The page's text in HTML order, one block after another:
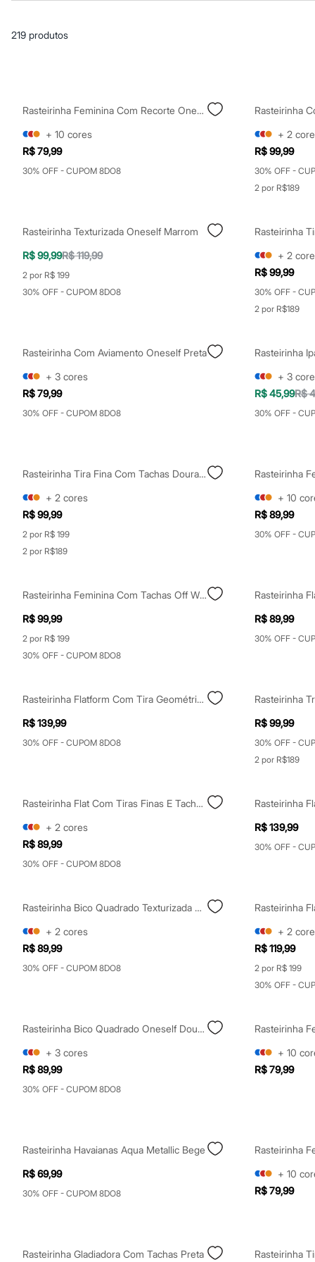
Roupas
Básicos
Calças
Shorts e Bermudas
Vestidos
Acessórios
Bolsas
Bonés e Chapéus
Bijoux
Botas
Rasteirinhas
Sandálias
Sapatilhas
Tênis
Mindset
Sawary
Yessica
Moda esportiva
Acessórios
Blusas
Moda íntima
Cintas e Modeladores
Meias
Pijamas
Sutiãs e Tops
Moda praia
Personagens
Plus size
Blusas e Camisetas
Calças
Casacos e Jaquetas
Jeans
Vestidos
Em alta
Dia dos Pais
Camisas
Camisetas e Regatas
Casacos e Jaquetas
Jeans
Polos
Chapéus e Bonés
Cintos
Carteiras
Óculos
Relógios
Calçados
Tênis
Acessórios
Bermudas
Calças
Cuecas
Meias
Pijamas
Moda praia
Personagens
Casacos e Jaquetas
219 produtos
Rasteirinha Feminina Com Recorte Oneself Marrom
+ 10 cores
R$ 79,99
30% OFF - CUPOM 8DO8
+ 2
R$ 99,99
30% OFF -
2 por R$189
Rasteirinha Texturizada Oneself Marrom
R$ 99,99R$ 119,99
2 por R$ 199
30% OFF - CUPOM 8DO8
Rasteirinha
+ 2
R$ 99,99
30% OFF -
2 por R$189
Rasteirinha Com Aviamento Oneself Preta
+ 3 cores
R$ 79,99
30% OFF - CUPOM 8DO8
Rasteirinha
+ 3
R$ 45,99R$
30% OFF -
Rasteirinha Tira Fina Com Tachas Dourada
+ 2 cores
R$ 99,99
2 por R$ 199
2 por R$189
+ 10
R$ 89,99
30% OFF -
Rasteirinha Feminina Com Tachas Off White
R$ 99,99
2 por R$ 199
30% OFF - CUPOM 8DO8
Rasteirinha
R$ 89,99
30% OFF -
Rasteirinha Flatform Com Tira Geométrica Marrom
R$ 139,99
30% OFF - CUPOM 8DO8
R$ 99,99
30% OFF -
2 por R$189
Rasteirinha Flat Com Tiras Finas E Tachas Off White
+ 2 cores
R$ 89,99
30% OFF - CUPOM 8DO8
R$ 139,99
30% OFF -
Rasteirinha Bico Quadrado Texturizada Marrom
+ 2 cores
R$ 89,99
30% OFF - CUPOM 8DO8
Rasteirinha
+ 2
R$ 119,99
2 por R$ 199
30% OFF -
Rasteirinha Bico Quadrado Oneself Dourada
+ 3 cores
R$ 89,99
30% OFF - CUPOM 8DO8
+ 10
R$ 79,99
Rasteirinha Havaianas Aqua Metallic Bege
R$ 69,99
30% OFF - CUPOM 8DO8
+ 10
R$ 79,99
Rasteirinha Gladiadora Com Tachas Preta